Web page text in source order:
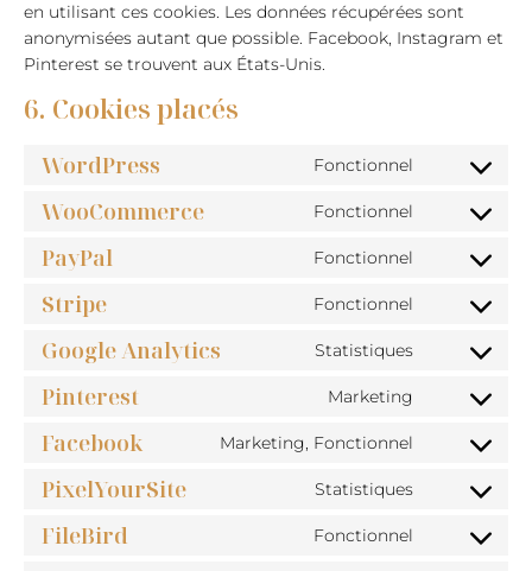
en utilisant ces cookies. Les données récupérées sont
anonymisées autant que possible. Facebook, Instagram et
Pinterest se trouvent aux États-Unis.
6. Cookies placés
WordPress Fonctionnel
Consent
wordpress
WooCommerce Fonctionnel
Consent
PayPal Fonctionnel
Consent
paypal
Stripe Fonctionnel
Consent
stripe
Google Analytics Statistiques
Consent
google-
analytics
Pinterest Marketing
Consent
pinterest
Facebook Marketing, Fonctionnel
Consent
facebook
PixelYourSite Statistiques
Consent
FileBird Fonctionnel
Consent